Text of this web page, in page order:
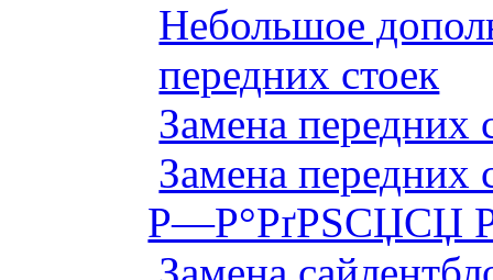
Небольшое
передних стоек
Замена передних
Замена передних
Р—Р°РґРЅСЏСЏ